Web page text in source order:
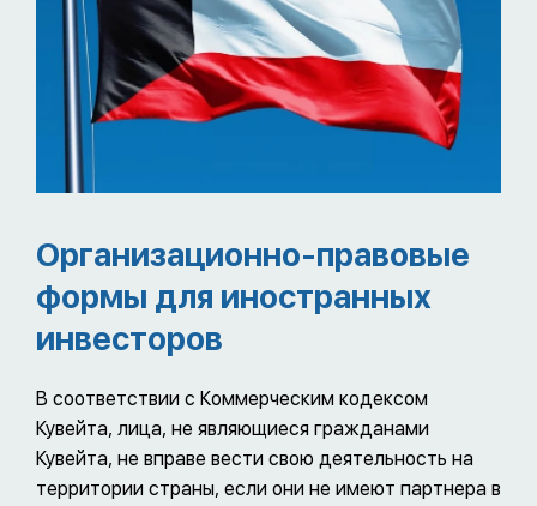
Организационно-правовые
формы для иностранных
инвесторов
В соответствии с Коммерческим кодексом
Кувейта, лица, не являющиеся гражданами
Кувейта, не вправе вести свою деятельность на
территории страны, если они не имеют партнера в